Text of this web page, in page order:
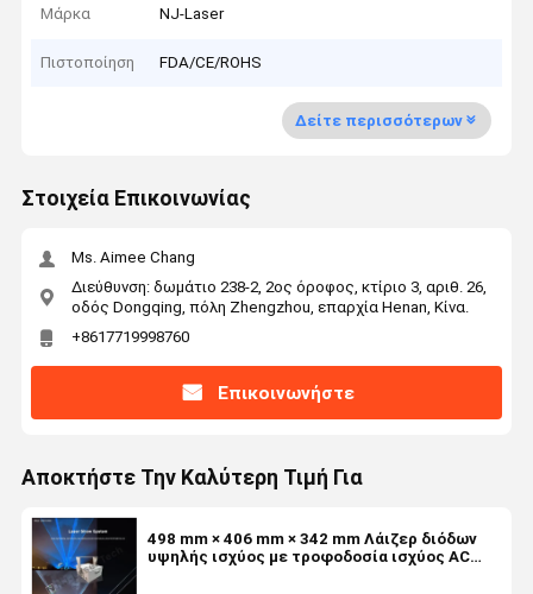
Μάρκα NJ-Laser
Πιστοποίηση FDA/CE/ROHS
Δείτε περισσότερων
Στοιχεία Επικοινωνίας
Ms. Aimee Chang
Διεύθυνση: δωμάτιο 238-2, 2ος όροφος, κτίριο 3, αριθ. 26,
οδός Dongqing, πόλη Zhengzhou, επαρχία Henan, Κίνα.
+8617719998760
Επικοινωνήστε
Αποκτήστε Την Καλύτερη Τιμή Για
498 mm × 406 mm × 342 mm Λάιζερ διόδων
υψηλής ισχύος με τροφοδοσία ισχύος AC